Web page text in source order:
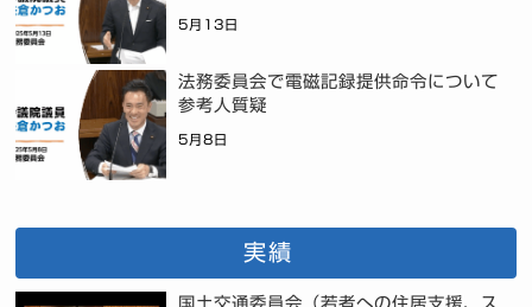
5月13日
法務委員会で電磁記録提供命令について
参考人質疑
5月8日
実績
国土交通委員会（若者への住居支援、ス